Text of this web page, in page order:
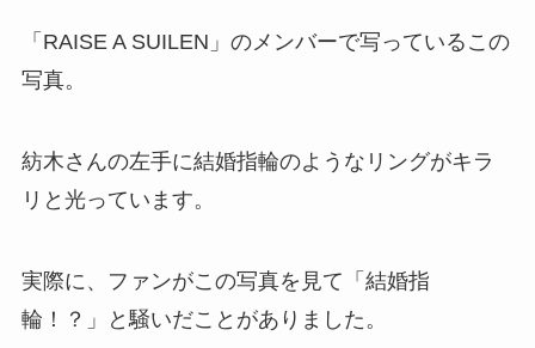
「RAISE A SUILEN」のメンバーで写っているこの
写真。
紡木さんの左手に結婚指輪のようなリングがキラ
リと光っています。
実際に、ファンがこの写真を見て「結婚指
輪！？」と騒いだことがありました。